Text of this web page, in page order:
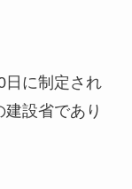
日に制定され
設省であり